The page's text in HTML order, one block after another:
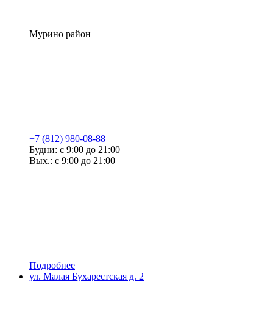
Мурино район
+7 (812) 980-08-88
Будни: с 9:00 до 21:00
Вых.: с 9:00 до 21:00
Подробнее
ул. Малая Бухарестская д. 2